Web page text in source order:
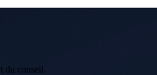
du conseil.